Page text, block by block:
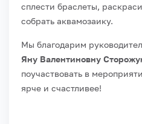
сплести браслеты,
собрать аквамозаику.
Мы благодарим
Яну Валентиновну
поучаствовать в
ярче и счастливее!